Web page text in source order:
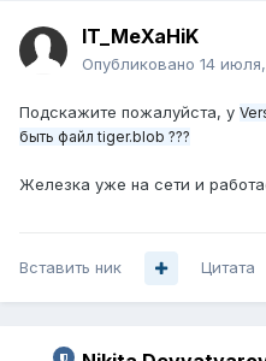
IT_MeXaHiK
Опубликовано 14
Подскажите пожалуйста, у
быть файл tiger.blob ???
Железка уже на сети и
Вставить ник Цитата